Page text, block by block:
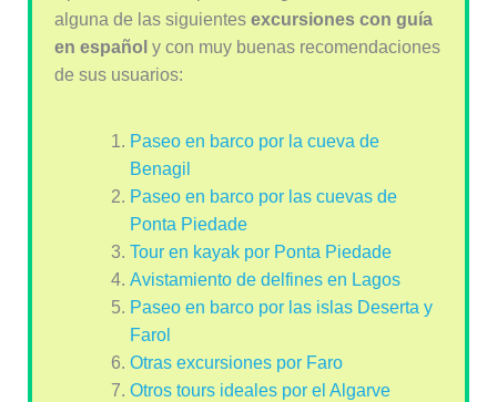
alguna de las siguientes excursiones con guía
en español y con muy buenas recomendaciones
de sus usuarios:
Paseo en barco por la cueva de
Benagil
Paseo en barco por las cuevas de
Ponta Piedade
Tour en kayak por Ponta Piedade
Avistamiento de delfines en Lagos
Paseo en barco por las islas Deserta y
Farol
Otras excursiones por Faro
Otros tours ideales por el Algarve